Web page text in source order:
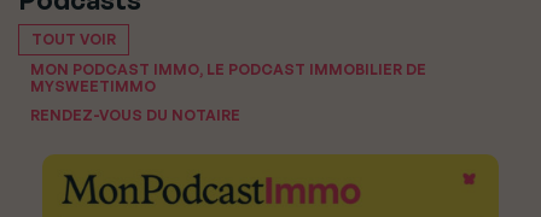
TOUT VOIR
MON PODCAST IMMO, LE PODCAST IMMOBILIER DE
MYSWEETIMMO
RENDEZ-VOUS DU NOTAIRE